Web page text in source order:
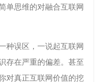
单思维的对融合互联网
种误区，一说起互联网
存在严重的偏差。甚至
对真正互联网价值的挖